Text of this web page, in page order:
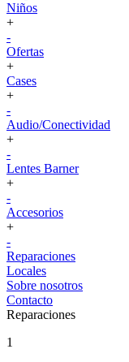
Niños
+
-
Ofertas
+
Cases
+
-
Audio/Conectividad
+
-
Lentes Barner
+
-
Accesorios
+
-
Reparaciones
Locales
Sobre nosotros
Contacto
Reparaciones
1